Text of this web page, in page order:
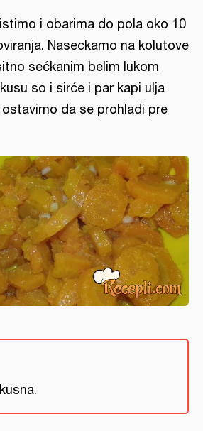
i obarima do pola oko 10
Naseckamo na kolutove
sećkanim belim lukom
so i sirće i par kapi ulja
da se prohladi pre